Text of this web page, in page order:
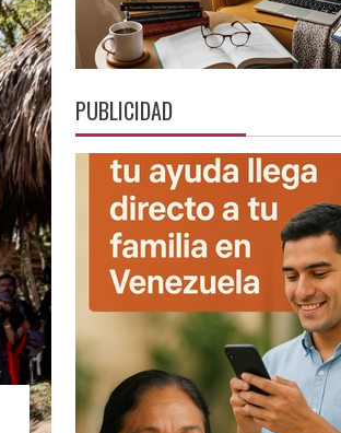
PUBLICIDAD